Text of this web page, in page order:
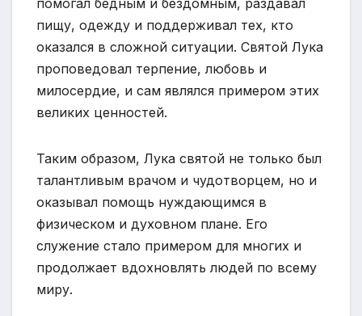
помогал бедным и бездомным, раздавал
пищу, одежду и поддерживал тех, кто
оказался в сложной ситуации. Святой Лука
проповедовал терпение, любовь и
милосердие, и сам являлся примером этих
великих ценностей.
Таким образом, Лука святой не только был
талантливым врачом и чудотворцем, но и
оказывал помощь нуждающимся в
физическом и духовном плане. Его
служение стало примером для многих и
продолжает вдохновлять людей по всему
миру.